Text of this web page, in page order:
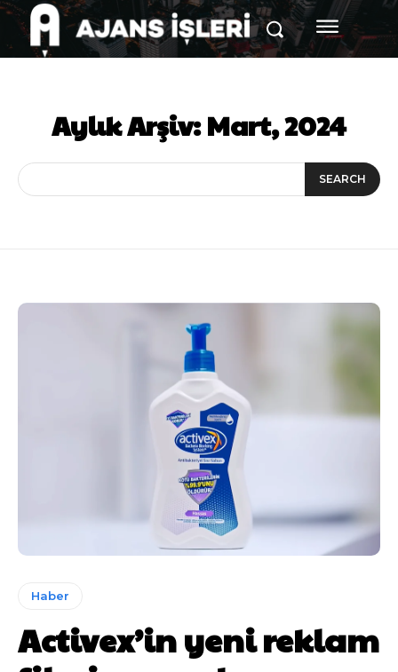
Aylık Arşiv: Mart, 2024
SEARCH
Haber
Activex’in yeni reklam